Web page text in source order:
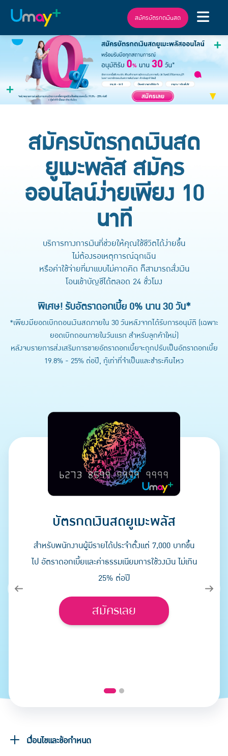
สมัครบัตรกดเงินสด
สมัครบัตรกดเงินสด
ยูเมะพลัส สมัคร
ออนไลน์ง่ายเพียง 10
นาที
บริการทางการเงินที่ช่วยให้คุณใช้ชีวิตได้ง่ายขึ้น
ไม่ต้องรอเหตุการณ์ฉุกเฉิน
หรือค่าใช้จ่ายที่มาแบบไม่คาดคิด ก็สามารถสั่งเงิน
โอนเข้าบัญชีได้ตลอด 24 ชั่วโมง
พิเศษ! รับอัตราดอกเบี้ย 0% นาน 30 วัน*
*เพียงมียอดเบิกถอนเงินสดภายใน 30 วันหลังจากได้รับการอนุมัติ (เฉพาะ
ยอดเบิกถอนภายในวันแรก สำหรับลูกค้าใหม่)
หลังจบรายการส่งเสริมการขายอัตราดอกเบี้ยจะถูกปรับเป็นอัตราดอกเบี้ย
19.8% - 25% ต่อปี, กู้เท่าที่จำเป็นและชำระคืนไหว
บัตรกดเงินสดยูเมะพลัส
สำหรับพนักงานผู้มีรายได้ประจำตั้งแต่ 7,000 บาทขึ้น
ไป อัตราดอกเบี้ยและค่าธรรมเนียมการใช้วงเงิน ไม่เกิน
25% ต่อปี
สมัครเลย
เงื่อนไขและข้อกำหนด